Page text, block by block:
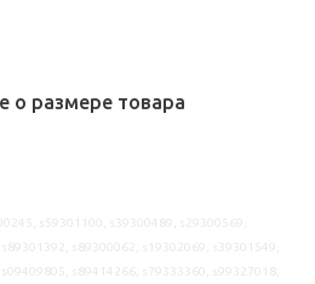
о размере товара